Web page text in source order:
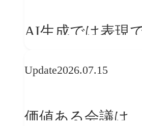
AI生成では表現
望
Update2026.07.15
価値ある会議は